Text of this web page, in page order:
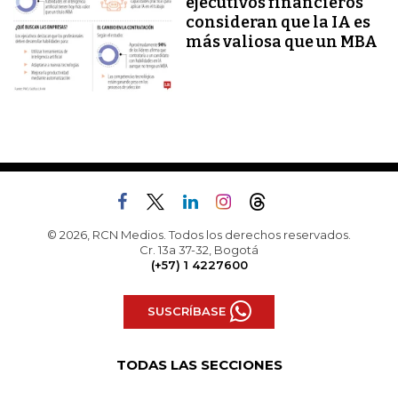
consideran que la IA es
más valiosa que un MBA
© 2026, RCN Medios. Todos los derechos reservados.
Cr. 13a 37-32, Bogotá
(+57) 1 4227600
SUSCRÍBASE
TODAS LAS SECCIONES